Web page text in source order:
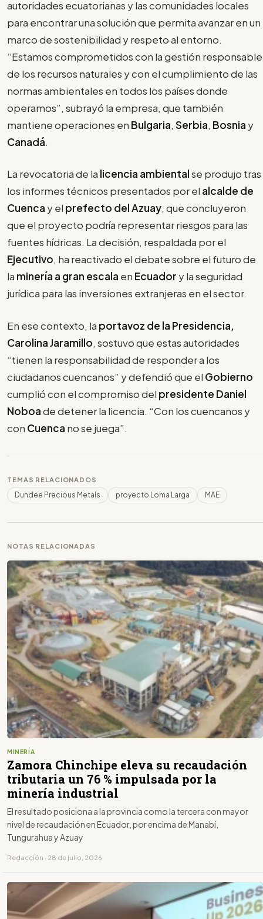
autoridades ecuatorianas y las comunidades locales
para encontrar una solución que permita avanzar en un
marco de sostenibilidad y respeto al entorno.
“Estamos comprometidos con la gestión responsable
de los recursos naturales y con el cumplimiento de las
normas ambientales en todos los países donde
operamos”, subrayó la empresa, que también
mantiene operaciones en Bulgaria, Serbia, Bosnia y
Canadá.
La revocatoria de la licencia ambientalse produjo tras
los informes técnicos presentados por el alcalde de
Cuenca y el prefecto del Azuay, que concluyeron
que el proyecto podría representar riesgos para las
fuentes hídricas. La decisión, respaldada por el
Ejecutivo, ha reactivado el debate sobre el futuro de
la minería a gran escala en Ecuador y la seguridad
jurídica para las inversiones extranjeras en el sector.
En ese contexto, la portavoz de la Presidencia,
Carolina Jaramillo, sostuvo que estas autoridades
“tienen la responsabilidad de responder a los
ciudadanos cuencanos” y defendió que el Gobierno
cumplió con el compromiso del presidente Daniel
Noboade detener la licencia. “Con los cuencanos y
con Cuenca no se juega”.
TEMAS RELACIONADOS
Dundee Precious Metals proyecto Loma Larga MAE
NOTAS RELACIONADAS
MINERÍA
Zamora Chinchipe eleva su recaudación
tributaria un 76 % impulsada por la
minería industrial
El resultado posiciona a la provincia como la tercera con mayor
nivel de recaudación en Ecuador, por encima de Manabí,
Tungurahua y Azuay
Redacción · 28 de julio, 2026